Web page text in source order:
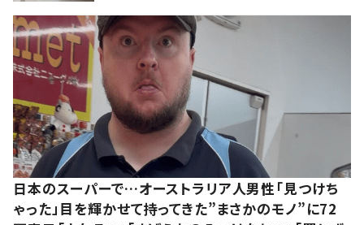
日本のスーパーで…オーストラリア人男性「見つけち
ゃった」目を輝かせて持ってきた”まさかのモノ”に72